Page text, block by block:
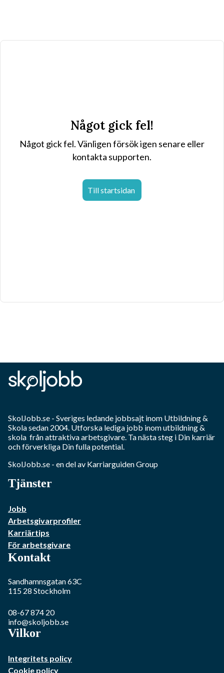
Något gick fel!
Något gick fel. Vänligen försök igen senare eller
kontakta supporten.
Till startsidan
SkolJobb.se - Sveriges ledande jobbsajt inom Utbildning &
Skolasedan 2004. Utforska lediga jobb inomutbildning &
skola från attraktiva arbetsgivare. Ta nästa steg i Din karriär
och förverkliga Din fulla potential.
SkolJobb.se - en del av Karriarguiden Group
Tjänster
Jobb
Arbetsgivarprofiler
Karriärtips
För arbetsgivare
Kontakt
Sandhamnsgatan 63C
115 28 Stockholm
08-67 874 20
info@skoljobb.se
Vilkor
Integritets policy
Cookie policy